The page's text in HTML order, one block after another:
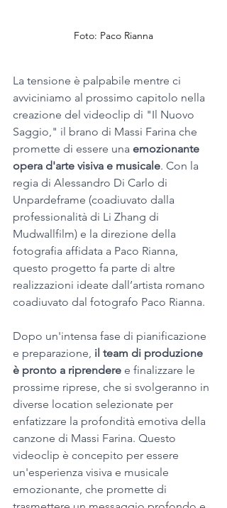
Foto: Paco Rianna
La tensione è palpabile mentre ci
avviciniamo al prossimo capitolo nella
creazione del videoclip di "Il Nuovo
Saggio," il brano di Massi Farina che
promette di essere una emozionante
opera d'arte visiva e musicale. Con la
regia di Alessandro Di Carlo di
Unpardeframe (coadiuvato dalla
professionalità di Li Zhang di
Mudwallfilm) e la direzione della
fotografia affidata a Paco Rianna,
questo progetto fa parte di altre
realizzazioni ideate dall’artista romano
coadiuvato dal fotografo Paco Rianna.
Dopo un'intensa fase di pianificazione
e preparazione, il team di produzione
è pronto a riprendere e finalizzare le
prossime riprese, che si svolgeranno in
diverse location selezionate per
enfatizzare la profondità emotiva della
canzone di Massi Farina. Questo
videoclip è concepito per essere
un'esperienza visiva e musicale
emozionante, che promette di